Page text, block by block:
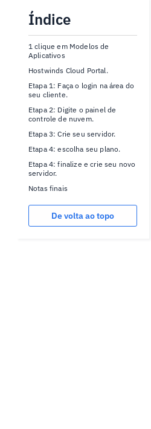
Índice
1 clique em Modelos de
Aplicativos
Hostwinds Cloud Portal.
Etapa 1: Faça o login na área do
seu cliente.
Etapa 2: Digite o painel de
controle de nuvem.
Etapa 3: Crie seu servidor.
Etapa 4: escolha seu plano.
Etapa 4: finalize e crie seu novo
servidor.
Notas finais
De volta ao topo